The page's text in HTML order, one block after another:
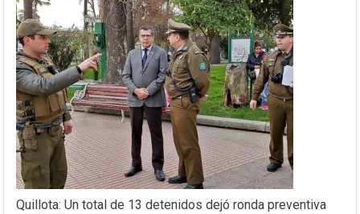
Quillota: Un total de 13 detenidos dejó ronda preventiva